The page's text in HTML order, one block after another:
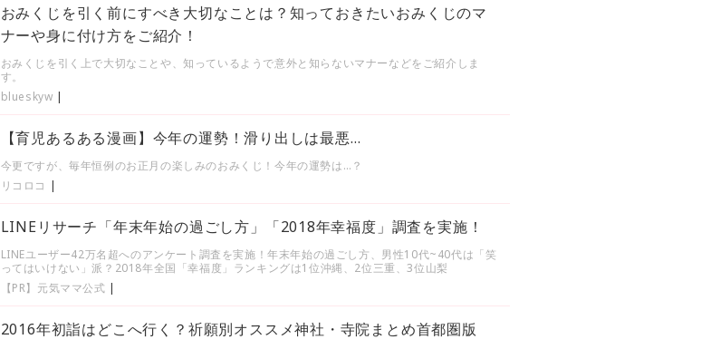
おみくじを引く前にすべき大切なことは？知っておきたいおみくじのマ
ナーや身に付け方をご紹介！
おみくじを引く上で大切なことや、知っているようで意外と知らないマナーなどをご紹介しま
す。
blueskyw |
【育児あるある漫画】今年の運勢！滑り出しは最悪…
今更ですが、毎年恒例のお正月の楽しみのおみくじ！今年の運勢は…？
リコロコ |
LINEリサーチ「年末年始の過ごし方」「2018年幸福度」調査を実施！
LINEユーザー42万名超へのアンケート調査を実施！年末年始の過ごし方、男性10代~40代は「笑
ってはいけない」派？2018年全国「幸福度」ランキングは1位沖縄、2位三重、3位山梨
【PR】元気ママ公式 |
2016年初詣はどこへ行く？祈願別オススメ神社・寺院まとめ首都圏版